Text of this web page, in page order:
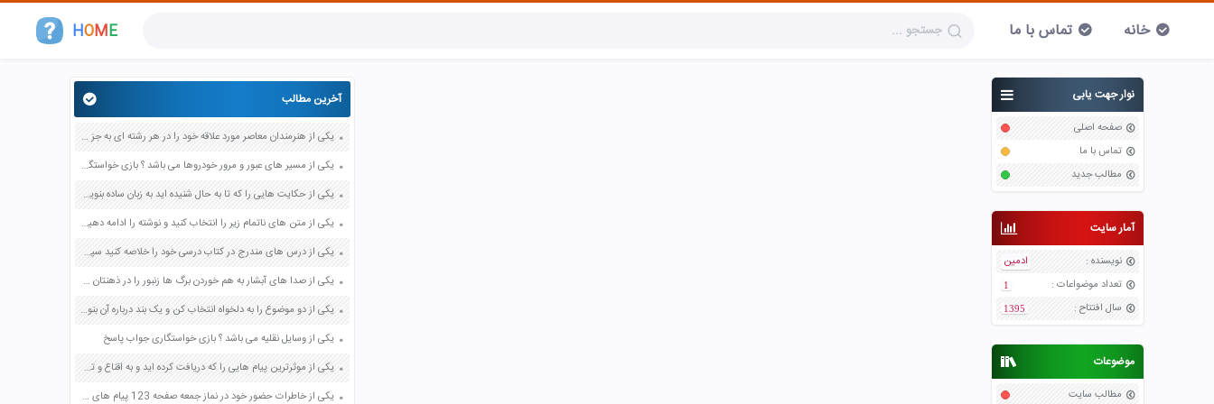
HOME خانه تماس با ما
نوار جهت یابی
صفحه اصلی
تماس با ما
مطالب جدید
آمار سایت
نویسنده :
ادمین
تعداد موضواعات :
1
سال افتتاح :
1395
موضوعات
مطالب سایت
آخرین مطالب
یکی از هنرمندان معاصر مورد علاقه خود را در هر رشته ای به جز عکاسی صفحه 69 فرهنگ و هنر نهم
یکی از مسیر های عبور و مرور خودروها می باشد ؟ بازی خواستگاری جواب پاسخ
یکی از حکایت هایی را که تا به حال شنیده اید به زبان ساده بنویسید صفحه 97 نگارش ششم دبستان
یکی از متن های ناتمام زیر را انتخاب کنید و نوشته را ادامه دهید صفحه 73 و 74 کتاب نگارش فارسی پنجم دبستان
یکی از درس های مندرج در کتاب درسی خود را خلاصه کنید سپس متن خلاصه شده را با بهره گیری از روش های دسته بندی نمودار جدول نقشه مفهومی نشان دهید صفحه 118 نگارش یازدهم
یکی از صدا های آبشار به هم خوردن برگ ها زنبور را در ذهنتان مجسم کنید و درباره آن یک بند بنویسید صفحه 11 نگارش پنجم
یکی از دو موضوع را به دلخواه انتخاب کن و یک بند درباره آن بنویس صفحه 35 کتاب نگارش فارسی سوم
یکی از وسایل نقلیه می باشد ؟ بازی خواستگاری جواب پاسخ
یکی از موثرترین پیام هایی را که دریافت کرده اید و به اقناع و تغییری جدی در شما منجر شده است برسی کنید و علت این تاثیر گذاری قابل توجه را بنویسید صفحه 52 تفکر و سواد رسانه ای دهم
یکی از خاطرات حضور خود در نماز جمعه صفحه 123 پیام های آسمان هفتم